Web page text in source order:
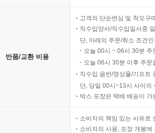
반품/교환 비용
고객의 단순변심 및 착오구
직수입양서/직수입일서중
단, 아래의 주문/취소 조건
오늘 00시 ~ 06시 30분
오늘 06시 30분 이후 주
직수입 음반/영상물/기프트
단, 당일 00시~13시 사이의
박스 포장은 택배 배송이
소비자의 책임 있는 사유로
소비자의 사용, 포장 개봉